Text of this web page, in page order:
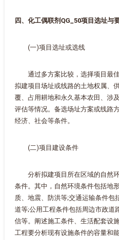
四、化工偶联剂QG_50项目选址与
(一)项目选址或选线
通过多方案比较，选择项目最
拟建项目场址或线路的土地权属、
覆、占用耕地和永久基本农田、涉
评估等情况。备选场址方案或线路
经济、社会等条件。
(二)项目建设条件
分析拟建项目所在区域的自然
条件。其中，自然环境条件包括地
质、地震、防洪等;交通运输条件包
道等;公用工程条件包括周边市政道
信等。阐述施工条件、生活配套设
工程要分析现有设施条件的容量和